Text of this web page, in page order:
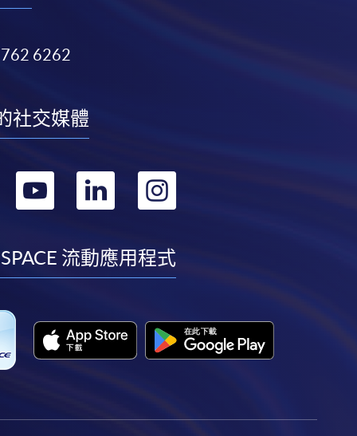
6262
社交媒體
轉
youtube
轉
linkedininstagram
流動應用程式